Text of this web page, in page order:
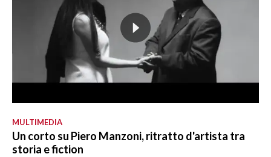
MULTIMEDIA
Un corto su Piero Manzoni, ritratto d'artista tra
storia e fiction